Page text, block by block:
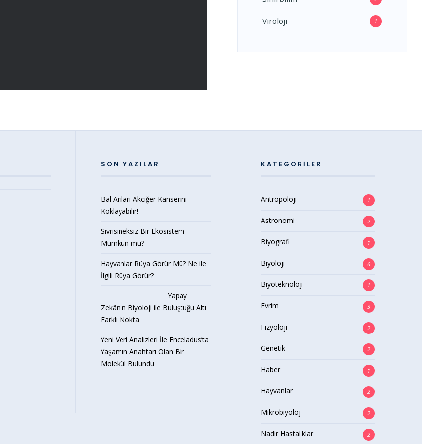
Viroloji 1
SON YAZILAR
Bal Arıları Akciğer Kanserini
Koklayabilir!
Sivrisineksiz Bir Ekosistem
Mümkün mü?
Hayvanlar Rüya Görür Mü? Ne ile
İlgili Rüya Görür?
Yapay
Zekânın Biyoloji ile Buluştuğu Altı
Farklı Nokta
Yeni Veri Analizleri İle Enceladus’ta
Yaşamın Anahtarı Olan Bir
Molekül Bulundu
KATEGORILER
Antropoloji 1
Astronomi 2
Biyografi 1
Biyoloji 6
Biyoteknoloji 1
Evrim 3
Fizyoloji 2
Genetik 2
Haber 1
Hayvanlar 2
Mikrobiyoloji 2
Nadir Hastalıklar 2